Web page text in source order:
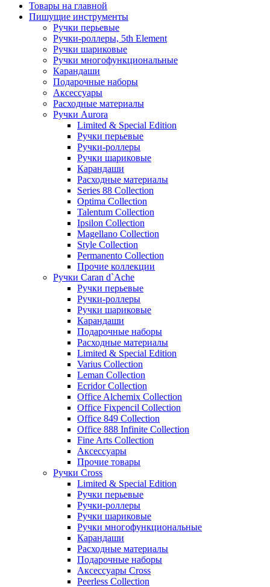
Товары на главной
Пишущие инструменты
Ручки перьевые
Ручки-роллеры, 5th Element
Ручки шариковые
Ручки многофункциональные
Карандаши
Подарочные наборы
Аксессуары
Расходные материалы
Ручки Aurora
Limited & Special Edition
Ручки перьевые
Ручки-роллеры
Ручки шариковые
Карандаши
Расходные материалы
Series 88 Collection
Optima Collection
Talentum Collection
Ipsilon Collection
Magellano Collection
Style Collection
Permanento Collection
Прочие коллекции
Ручки Caran d`Ache
Ручки перьевые
Ручки-роллеры
Ручки шариковые
Карандаши
Подарочные наборы
Расходные материалы
Limited & Special Edition
Varius Collection
Leman Collection
Ecridor Collection
Office Alchemix Collection
Office Fixpencil Collection
Office 849 Collection
Office 888 Infinite Collection
Fine Arts Collection
Аксессуары
Прочие товары
Ручки Cross
Limited & Special Edition
Ручки перьевые
Ручки-роллеры
Ручки шариковые
Ручки многофункциональные
Карандаши
Расходные материалы
Подарочные наборы
Аксессуары Cross
Peerless Collection